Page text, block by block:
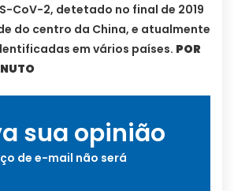
CoV-2, detetado no final de 2019
do centro da China, e atualmente
em vários países. POR
sua opinião
de e-mail não será